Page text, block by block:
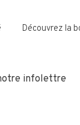
Découvrez la
infolettre